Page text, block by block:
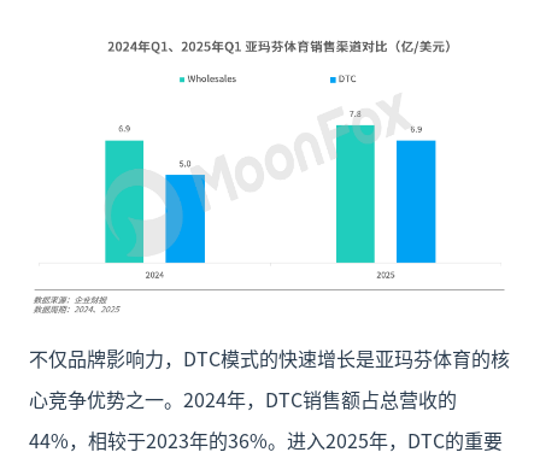
不仅品牌影响力，DTC模式的快速增长是亚玛芬体育的核
心竞争优势之一。2024年，DTC销售额占总营收的
44%，相较于2023年的36%。进入2025年，DTC的重要